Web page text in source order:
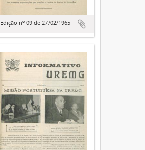
Edição nº 09 de 27/02/1965